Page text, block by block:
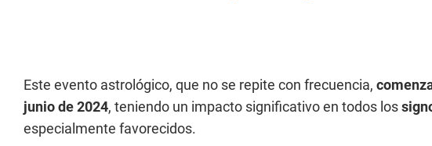
Este evento astrológico, que no se repite con frecuencia,
junio de 2024, teniendo un impacto significativo en todos los
especialmente favorecidos.